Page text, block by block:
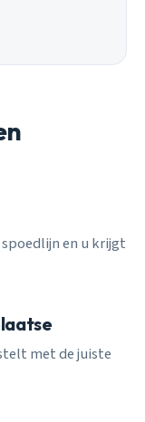
en u krijgt
met de juiste